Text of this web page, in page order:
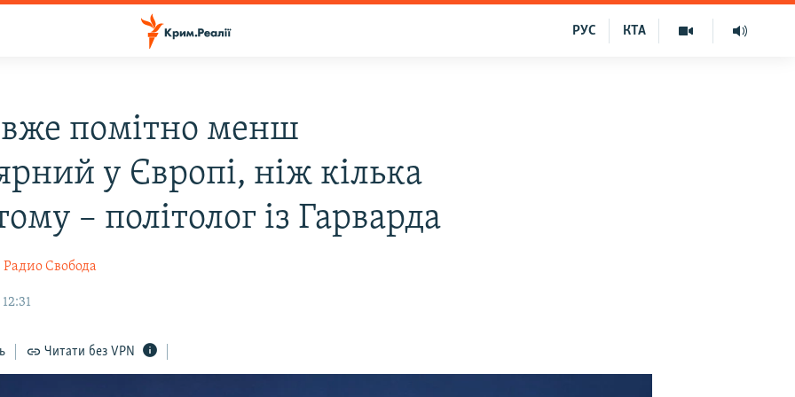
КТА
РУС
помітно менш
у Європі, ніж кілька
– політолог із Гарварда
Радио Свобода
Читати без VPN